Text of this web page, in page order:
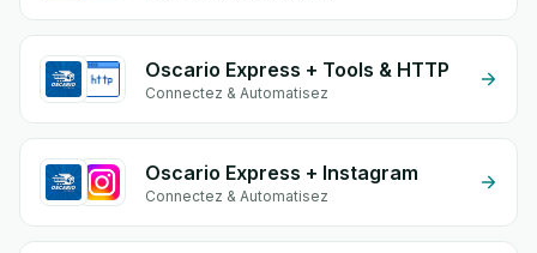
Oscario Express + Tools & HTTP
Connectez & Automatisez
Oscario Express + Instagram
Connectez & Automatisez